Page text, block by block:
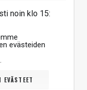
noin klo 15:
evästeiden
.